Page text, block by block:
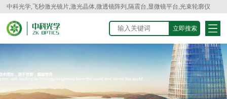
中科光学,飞秒激光镜片,激光晶体,微透镜阵列,隔震台,显微镜平台,光束轮廓仪